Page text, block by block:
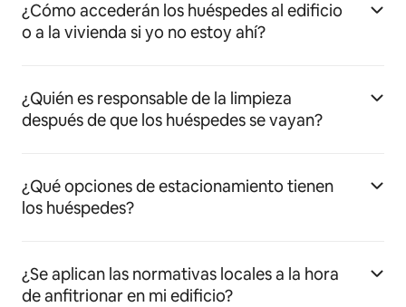
¿Cómo accederán los huéspedes al edificio
o a la vivienda si yo no estoy ahí?
¿Quién es responsable de la limpieza
después de que los huéspedes se vayan?
¿Qué opciones de estacionamiento tienen
los huéspedes?
¿Se aplican las normativas locales a la hora
de anfitrionar en mi edificio?